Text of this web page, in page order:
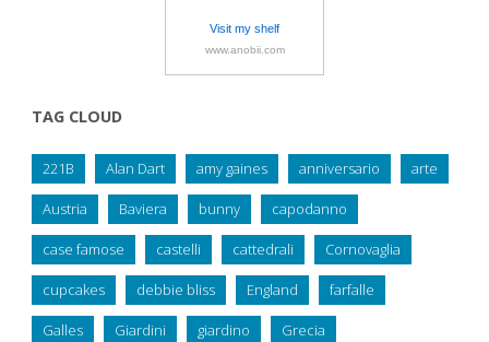
Visit my shelf
www.anobii.com
TAG CLOUD
221B Alan Dart amy gaines anniversario arte
Austria Baviera bunny capodanno
case famose castelli cattedrali Cornovaglia
cupcakes debbie bliss England farfalle
Galles Giardini giardino Grecia